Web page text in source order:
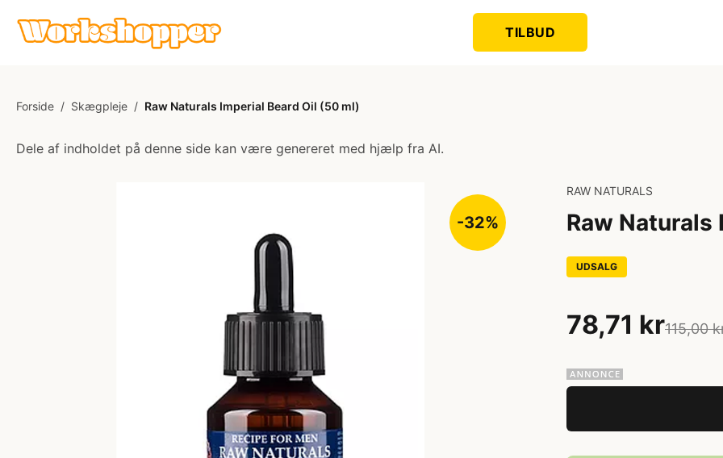
TILBUD
Forside / Skægpleje / Raw Naturals Imperial Beard Oil (50 ml)
Dele af indholdet på denne side kan være genereret med hjælp fra AI.
-32%
RAW NATURALS
Raw Naturals
UDSALG
78,71 kr115,00